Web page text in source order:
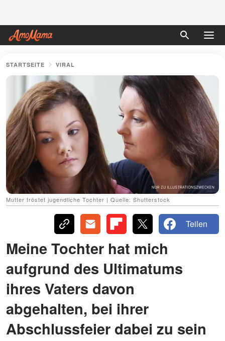
STARTSEITE VIRAL
Mutter tröstet jugendliche Tochter | Quelle: Shutterstock
Teilen
Meine Tochter hat mich
aufgrund des Ultimatums
ihres Vaters davon
abgehalten, bei ihrer
Abschlussfeier dabei zu sein